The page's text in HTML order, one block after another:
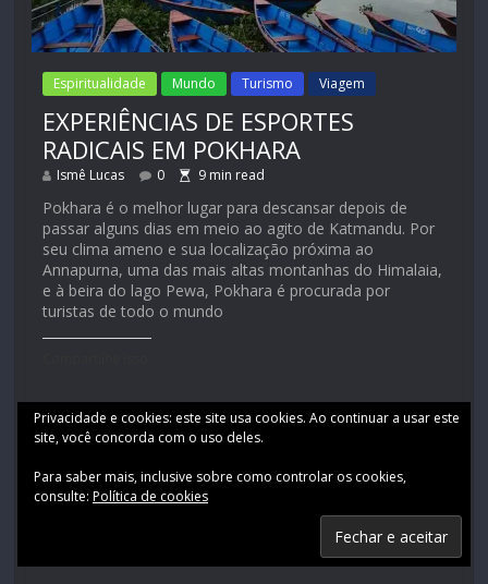
Espiritualidade Mundo Turismo Viagem
EXPERIÊNCIAS DE ESPORTES
RADICAIS EM POKHARA
Ismê Lucas 0 9 min read
Pokhara é o melhor lugar para descansar depois de
passar alguns dias em meio ao agito de Katmandu. Por
seu clima ameno e sua localização próxima ao
Annapurna, uma das mais altas montanhas do Himalaia,
e à beira do lago Pewa, Pokhara é procurada por
turistas de todo o mundo
Curtir isso:
Privacidade e cookies: este site usa cookies. Ao continuar a usar este
site, você concorda com o uso deles.
Para saber mais, inclusive sobre como controlar os cookies,
consulte: Política de cookies